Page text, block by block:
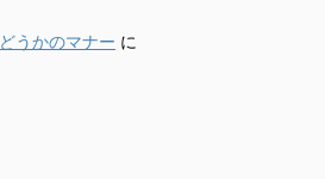
うかのマナー に